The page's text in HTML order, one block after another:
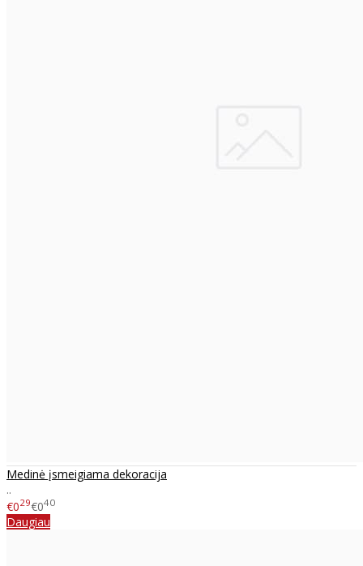
Medinė įsmeigiama dekoracija
..
€029€040
Daugiau